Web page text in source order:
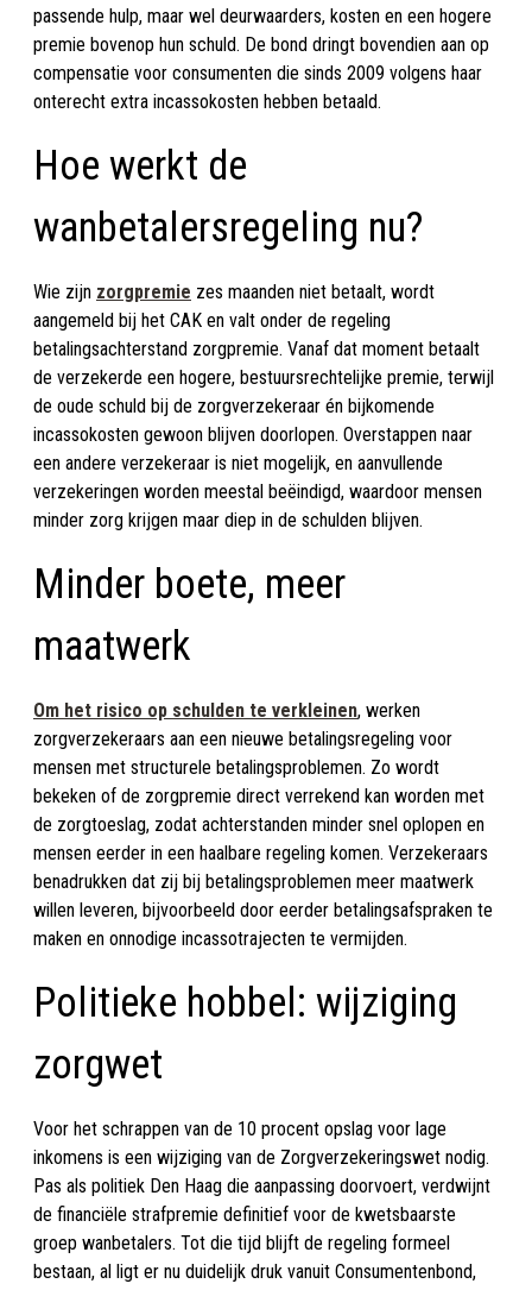
passende hulp, maar wel deurwaarders, kosten en een hogere
premie bovenop hun schuld. De bond dringt bovendien aan op
compensatie voor consumenten die sinds 2009 volgens haar
onterecht extra incassokosten hebben betaald.
Hoe werkt de
wanbetalersregeling nu?
Wie zijn zorgpremie zes maanden niet betaalt, wordt
aangemeld bij het CAK en valt onder de regeling
betalingsachterstand zorgpremie. Vanaf dat moment betaalt
de verzekerde een hogere, bestuursrechtelijke premie, terwijl
de oude schuld bij de zorgverzekeraar én bijkomende
incassokosten gewoon blijven doorlopen. Overstappen naar
een andere verzekeraar is niet mogelijk, en aanvullende
verzekeringen worden meestal beëindigd, waardoor mensen
minder zorg krijgen maar diep in de schulden blijven.
Minder boete, meer
maatwerk
Om het risico op schulden te verkleinen, werken
zorgverzekeraars aan een nieuwe betalingsregeling voor
mensen met structurele betalingsproblemen. Zo wordt
bekeken of de zorgpremie direct verrekend kan worden met
de zorgtoeslag, zodat achterstanden minder snel oplopen en
mensen eerder in een haalbare regeling komen. Verzekeraars
benadrukken dat zij bij betalingsproblemen meer maatwerk
willen leveren, bijvoorbeeld door eerder betalingsafspraken te
maken en onnodige incassotrajecten te vermijden.
Politieke hobbel: wijziging
zorgwet
Voor het schrappen van de 10 procent opslag voor lage
inkomens is een wijziging van de Zorgverzekeringswet nodig.
Pas als politiek Den Haag die aanpassing doorvoert, verdwijnt
de financiële strafpremie definitief voor de kwetsbaarste
groep wanbetalers. Tot die tijd blijft de regeling formeel
bestaan, al ligt er nu duidelijk druk vanuit Consumentenbond,